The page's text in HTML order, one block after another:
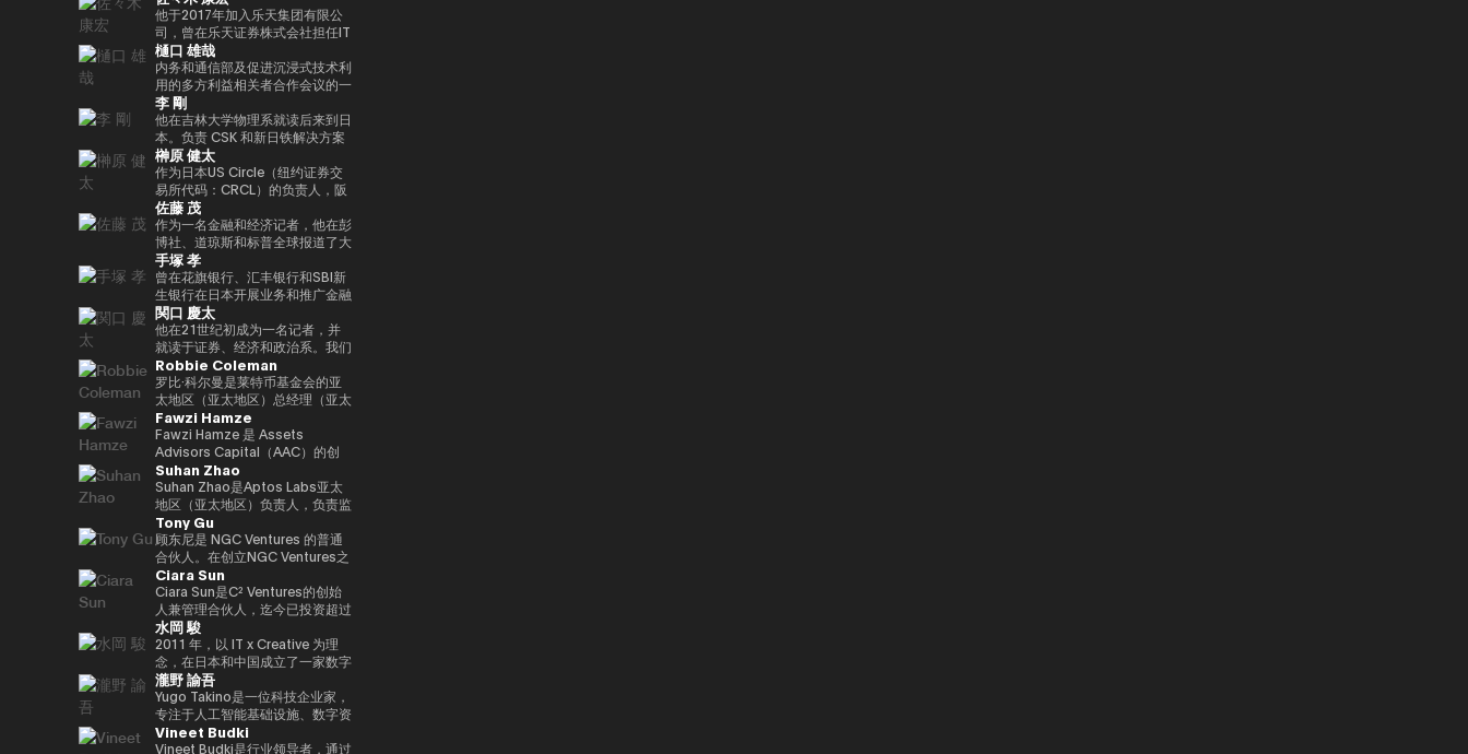
能和大众普及的交汇点。 在代币
化数字资产和现实世界金融领域，
渡边主导了与 SBI Holdings 的战
略合作伙伴关系，以推进创新基础
设施建设，其中包括完全合规的日
元稳定币，以及针对代币化股票和
现实世界资产（RWA）优化的区
块链开发。
“前100名种子投资者” 之一。
ThirdVerse有限公司共同成立。
他的书是《元界与网络3》（MDN
公司）。
业的发展。他的使命是通过区块链
技术重新定义信任和价值的概念，
加速实现下一代金融创新。Ken总
部设在新加坡，领导EMURGO考
虑发展全球金融价值链，并考虑加
入专注于技术和创新投资的风险投
资基金Taisu Ventures的投资委
员会。
KDDI开放创新基金，主要负责体
育、娱乐、XR和Web3领域的投
资和联盟。自2025/4以来，他一
直担任现任职务。
他于2017年加入乐天集团有限公
司，曾在乐天证券株式会社担任IT
部门经理兼金融科技部副总经理，
自2018/9以来一直担任该公司的
现任职务。目前，正在推广各种措
施，以帮助提高整个国内加密资产
行业的安全水平。毕业于东京工业
大学研究生院。
樋口 雄哉
内务和通信部及促进沉浸式技术利
用的多方利益相关者合作会议的一
名成员在大学毕业后在一家信用卡
公司找到了一份工作。我在 2006
年转到了雅虎，在制定业务战略和
负责媒体和广告领域的支付/银行
服务方面积累了丰富的经验。他被
借调到日本网络银行（现为
PayPay银行），启动了商业金融
服务，并从事企业管理和营销业
务。他还负责Megabank和雅虎之
间的数字营销子公司（JV）的董
事。之后，他在DeNA和
MobilityTechnologies（现为
GO）从事MaaS业务，并参与了
GO的发布阶段。实施了多个项目
负责人。2021年加入NEC后，他
负责新的数字服务业务，例如
web3、生物识别、元宇宙和秘密
计算。
李 剛
他在吉林大学物理系就读后来到日
本。负责 CSK 和新日铁解决方案
的思科网络的设计和建设。2009
年，他创立了网星并担任总裁兼首
席执行官一职。自成立以来，它一
直专注于国际通信网关业务，并一
直在利用支付x技术的力量进行市
场创造和行为创新。
榊原 健太
作为日本US Circle（纽约证券交
易所代码：CRCL）的负责人，阪
木原健太负责监督日本的业务战略
和市场发展。它促进了国内合作伙
伴关系的建设和生态系统的扩展，
并领导了USDC的国内扩张，这是
日本新监管框架下批准的第一个稳
定币。在加入 Circle 之前，他曾
在 Google Payments 担任合作
伙伴关系和业务发展方面的领导职
务。他促进了与代表日本的支付和
金融科技公司的战略联盟，除了负
责产品合作和市场战略规划外，他
还领导了澳大利亚和新西兰的市场
发布。此外，它领导了日本金融科
技公司的收购和采购经理人指数
（收购后整合），为加强谷歌在金
融科技领域的影响力做出了贡献。
在此之前，他负责监督美洲的全球
现金管理平台，并在三井住友银行
和JRI America（纽约）向巴西市
场扩张。他在传统金融和技术方面
拥有丰富的经验。获得欧洲工商管
理学院工商管理硕士学位。毕业于
南山大学政策管理学院。
佐藤 茂
作为一名金融和经济记者，他在彭
博社、道琼斯和标普全球报道了大
约18年的金融市场和大宗商品领
域。他作为日本CoinDesk的创始
成员参与了此次发布会，并担任了
4年的主编。他于2025/1年加入日
本超级队，担任业务发展支持经
理，自2026/1年以来一直担任现
任职务。
手塚 孝
曾在花旗银行、汇丰银行和SBI新
生银行在日本开展业务和推广金融
IT项目。之后，他监督了谷歌日本
的销售，并以字节跳动
（TikTok）副总裁的身份领导了
日本的业务增长。目前，作为
Startale Japan的首席执行官兼首
席执行官，他正在促进在日本市场
商业中使用区块链技术。
関口 慶太
他在21世纪初成为一名记者，并
就读于证券、经济和政治系。我们
与Kabutocho、Kasumigaseki和
Nagatacho一起从多角度报道金
融和市场。自 2020 年起担任金融
科技编辑。自25年起担任《日经
财经》副主编。合著了《加密货币
泡沫》和《NFT 教科书》。
Robbie Coleman
罗比·科尔曼是莱特币基金会的亚
太地区（亚太地区）总经理（亚太
地区负责人）。自2017年以来，
该非营利组织一直专注于莱特币
（LTC）的推广、开发和生态系统
的发展。Robbie在数字资产/加密
资产（加密）领域工作了11年，
并支持了全球交易所、钱包、隐私
工具以及莱特币基金会活动之外的
各种项目的建立、共同创立和启
动。作为亚太区总经理，Robbie
负责与该地区的机构投资者、监管
机构和政府建立关系并扩大莱特币
的影响力。此外，他还代表莱特币
出席会议、峰会和媒体，除了在工
作量证明峰会、AusCrypto、区
块链中心和莱特币峰会上发表主题
演讲外，他还出现在CIS、Token
2049等的炉边和小组讨论会上。
此外，在Web3邻近区域，他共同
创立了马来西亚新银行（收购）和
电子钱包。此外，他还曾在多家初
Fawzi Hamze
Fawzi Hamze 是 Assets
Advisors Capital（AAC）的创
始人兼董事长。AAC 是一家国际
投资与咨询控股集团，在东京与阿
联酋之间开展业务。AAC 负责管
理一系列专业机构的投资组合，业
务涵盖房地产投资、金融咨询、数
字资产基础设施以及科技创业项
目，致力于为希望在亚洲和海湾地
区获得结构化投资机会的国际投资
者和机构提供支持。 Hamze 在国
际金融和跨境交易领域拥有超过
15年的经验，与参与全球资本配
置和战略投资项目的私人投资者、
家族办公室以及机构合作伙伴保持
密切合作。 他的工作重点在于传
统资本市场与新兴数字基础设施的
融合，包括现实世界资产
（RWA）框架、基于区块链的投
Suhan Zhao
Suhan Zhao是Aptos Labs亚太
地区（亚太地区）负责人，负责监
督Aptos的区域战略、业务增长和
战略合作伙伴关系，Aptos是一款
面向机构投资者的高性能公共第一
层区块链。在加入Aptos Labs之
前，他在Ripple Labs领导了亚太
地区的重大战略合作伙伴关系和市
场网络扩张，并在与金融机构、银
行和企业公司密切合作的同时，促
进了区块链的社会实施和传播。在
他职业生涯的早期，他曾在摩根大
通和标普环球工作，并在新加坡和
伦敦积累了企业银行和大宗商品市
场的专业知识。
Tony Gu
顾东尼是 NGC Ventures 的普通
合伙人。在创立NGC Ventures之
前，他是跨境收购咨询公司
Rhodium Capital的普通合伙
人。Tony专注于北亚国家的大规
模收购交易，并在科技、金融服务
和消费领域完成了多笔交易，总交
易额超过10亿美元。
Ciara Sun
Ciara Sun是C² Ventures的创始
人兼管理合伙人，迄今已投资超过
150万美元，专注于帮助开发人员
构建和扩展下一代Web3应用程
序。在成立C² Ventures之前，他
曾担任火币集团副总裁，负责监督
全球业务发展、全球市场、机构投
资者部门、合作伙伴关系、区块链
项目上市、孵化和投资部门。作为
区块链领域的领先女性领导者，
水岡 駿
2011 年，以 IT x Creative 为理
念，在日本和中国成立了一家数字
营销机构。2017年，他与他人共
同创立了定制手表制造商
UNDONE JAPAN。被任命为总裁
兼首席执行官。他还担任多家公司
的技术顾问。 2019/11 年，
瀧野 諭吾
Yugo Takino是一位科技企业家，
专注于人工智能基础设施、数字资
产和下一代金融系统的融合领域。
2025/6年，我就任艾尔有限公司
Vineet Budki
Vineet Budki是行业领导者，通过